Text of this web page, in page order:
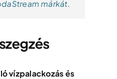
márkát.
vízpalackozás és